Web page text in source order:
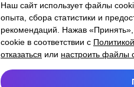
-side exception has occurred
Наш сайт использует файлы
опыта, сбора статистики и
рекомендаций. Нажав
cookie в соответствии с
отказаться или настроить файлы